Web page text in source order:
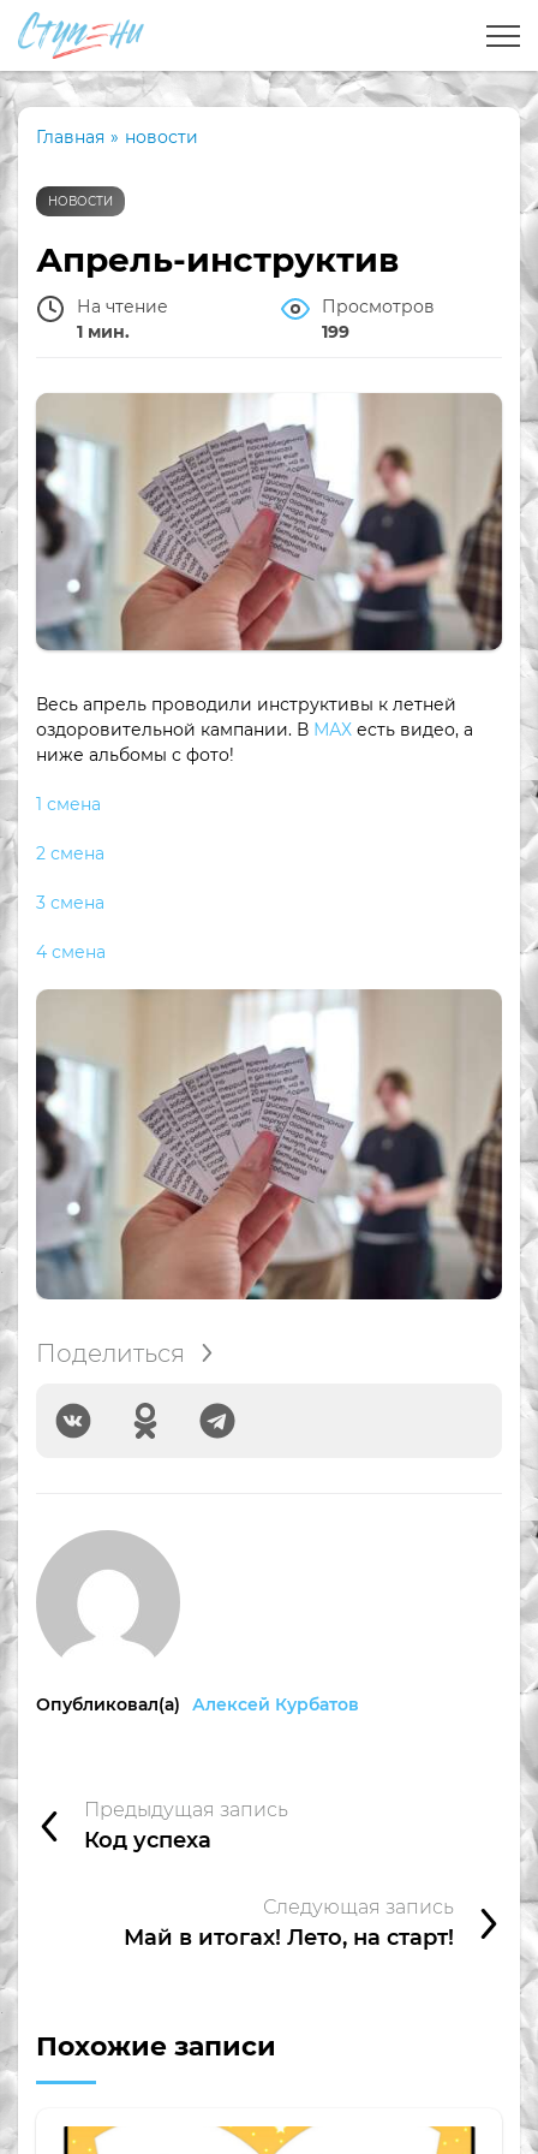
Главная » новости
НОВОСТИ
Апрель-инструктив
На чтение
1 мин.
Просмотров
199
Весь апрель проводили инструктивы к летней
оздоровительной кампании. В МАХ есть видео, а
ниже альбомы с фото!
1 смена
2 смена
3 смена
4 смена
Поделиться
Опубликовал(а) Алексей Курбатов
Предыдущая запись
Код успеха
Следующая запись
Май в итогах! Лето, на старт!
Похожие записи